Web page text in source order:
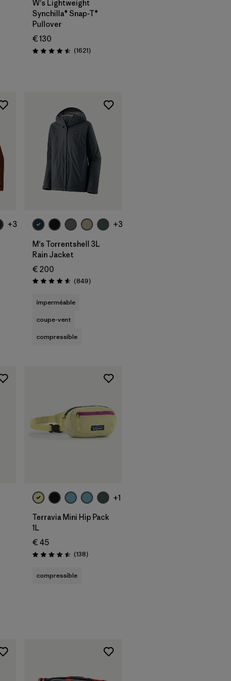
W's Lightweight
Synchilla® Snap-T®
Pullover
€ 130
Évaluation: 4.5 / 5
(1621Avis
)
+3 +3
M's Torrentshell 3L
Rain Jacket
€ 200
Évaluation: 4.6 / 5
(849Avis
)
imperméable
coupe-vent
compressible
+1
Terravia Mini Hip Pack
1L
€ 45
Évaluation: 4.5 / 5
(138Avis
)
compressible